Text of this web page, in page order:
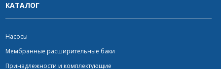
КАТАЛОГ
Насосы
Мембранные расширительные баки
Принадлежности и комплектующие